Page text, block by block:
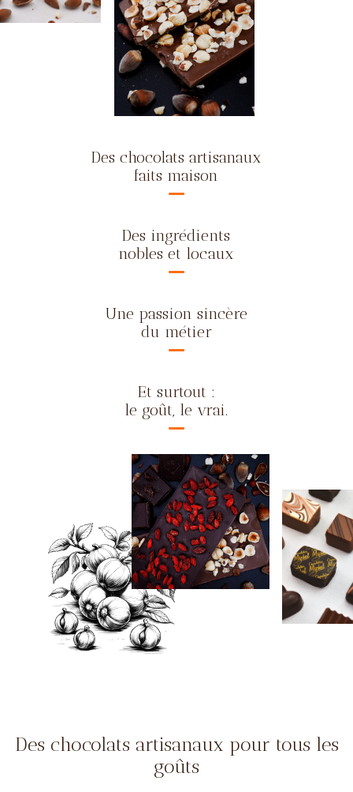
Des chocolats artisanaux
faits maison
Des ingrédients
nobles et locaux
Une passion sincère
du métier
Et surtout :
le goût, le vrai.
Des chocolats artisanaux pour tous les
goûts